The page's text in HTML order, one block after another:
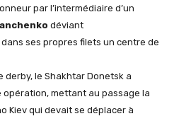
par l’intermédiaire d’un
déviant
ses propres filets un centre de
derby, le Shakhtar Donetsk a
mettant au passage la
Kiev qui devait se déplacer à